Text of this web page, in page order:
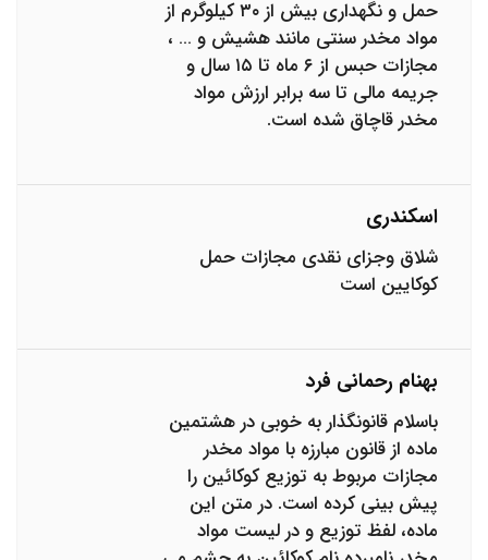
حمل و نگهداری بیش از ۳۰ کیلوگرم از
مواد مخدر سنتی مانند هشیش و … ،
مجازات حبس از ۶ ماه تا ۱۵ سال و
جریمه مالی تا سه برابر ارزش مواد
مخدر قاچاق شده است.
اسکندری
شلاق وجزای نقدی مجازات حمل
کوکایین است
بهنام رحمانی فرد
باسلام قانونگذار به خوبی در هشتمین
ماده از قانون مبارزه با مواد مخدر
مجازات مربوط به توزیع کوکائین را
پیش بینی کرده است. در متن این
ماده، لفظ توزیع و در لیست مواد